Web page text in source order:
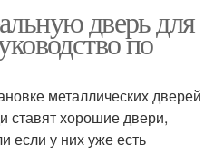
дверь для
по
металлических дверей
ставят хорошие двери,
если у них уже есть